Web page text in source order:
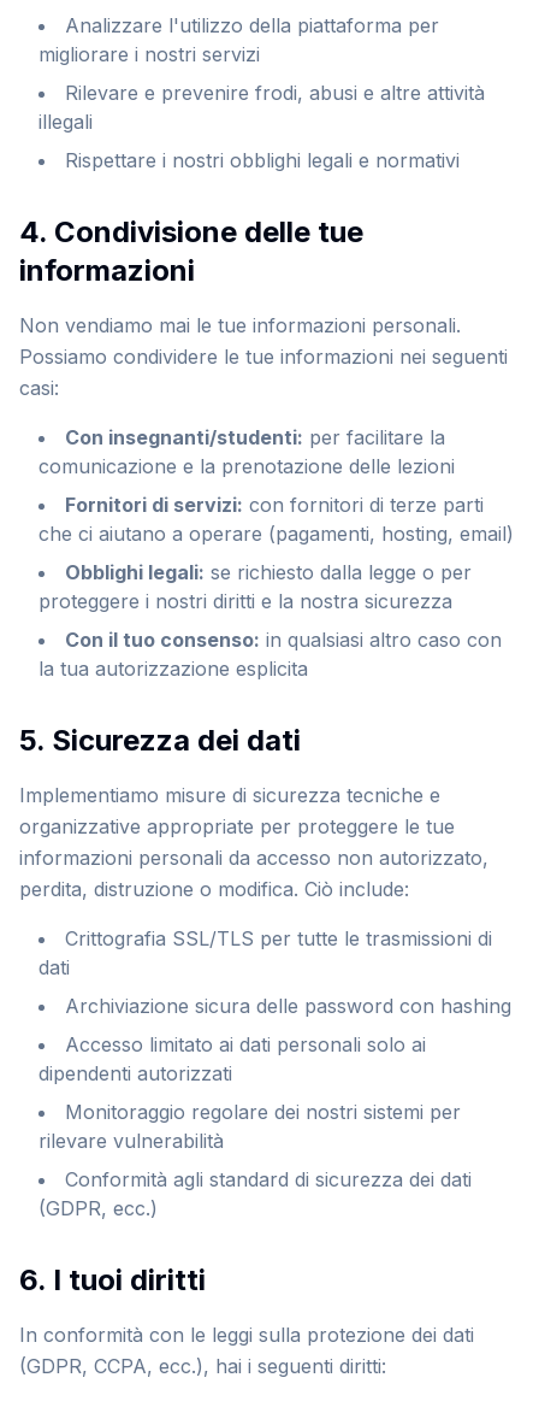
Analizzare l'utilizzo della piattaforma per
migliorare i nostri servizi
Rilevare e prevenire frodi, abusi e altre attività
illegali
Rispettare i nostri obblighi legali e normativi
4. Condivisione delle tue
informazioni
Non vendiamo mai le tue informazioni personali.
Possiamo condividere le tue informazioni nei seguenti
casi:
Con insegnanti/studenti: per facilitare la
comunicazione e la prenotazione delle lezioni
Fornitori di servizi: con fornitori di terze parti
che ci aiutano a operare (pagamenti, hosting, email)
Obblighi legali: se richiesto dalla legge o per
proteggere i nostri diritti e la nostra sicurezza
Con il tuo consenso: in qualsiasi altro caso con
la tua autorizzazione esplicita
5. Sicurezza dei dati
Implementiamo misure di sicurezza tecniche e
organizzative appropriate per proteggere le tue
informazioni personali da accesso non autorizzato,
perdita, distruzione o modifica. Ciò include:
Crittografia SSL/TLS per tutte le trasmissioni di
dati
Archiviazione sicura delle password con hashing
Accesso limitato ai dati personali solo ai
dipendenti autorizzati
Monitoraggio regolare dei nostri sistemi per
rilevare vulnerabilità
Conformità agli standard di sicurezza dei dati
(GDPR, ecc.)
6. I tuoi diritti
In conformità con le leggi sulla protezione dei dati
(GDPR, CCPA, ecc.), hai i seguenti diritti: